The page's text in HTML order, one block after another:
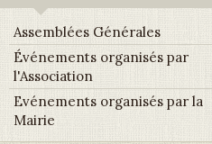
Assemblées Générales
Événements organisés par
l'Association
Evénements organisés par la
Mairie